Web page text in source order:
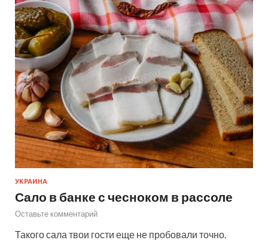
УКРАИНА
Сало в банке с чесноком в рассоле
Оставьте комментарий
Такого сала твои гости еще не пробовали точно.